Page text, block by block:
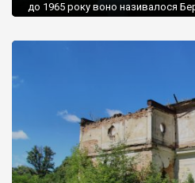
до 1965 року воно називалося
Наддністрянське відрізняється
сіл. У селі є мурована